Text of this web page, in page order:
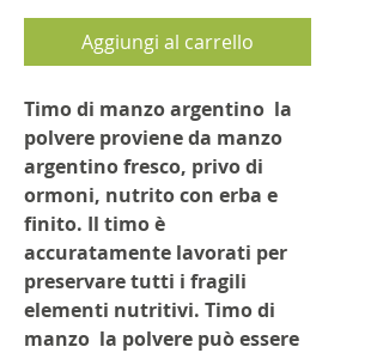
Aggiungi al carrello
Timo di manzo argentino la
polvere proviene da manzo
argentino fresco, privo di
ormoni, nutrito con erba e
finito. Il timo è
accuratamente lavorati per
preservare tutti i fragili
elementi nutritivi. Timo di
manzo la polvere può essere